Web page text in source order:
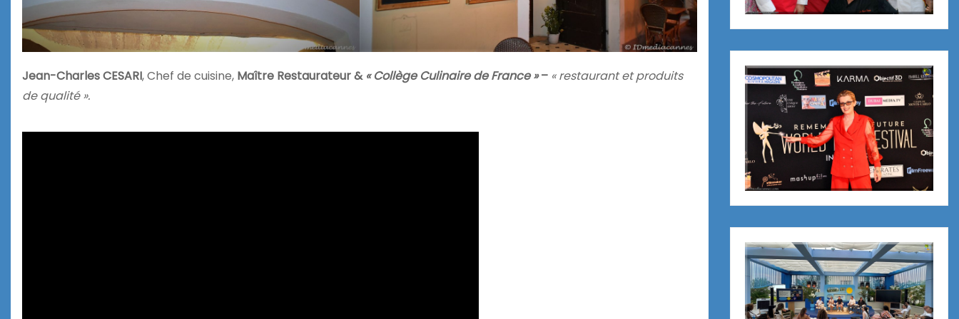
Jean-Charles CESARI, Chef de cuisine, Maître Restaurateur & « Collège Culinaire de France »– « restaurant et produits
de qualité ».